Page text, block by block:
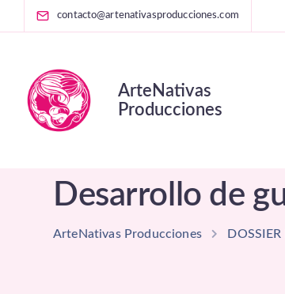
contacto@artenativasproducciones.com
ArteNativas
Producciones
Desarrollo de
ArteNativas Producciones